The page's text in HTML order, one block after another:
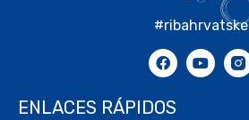
#ribahrvatske
ENLACES RÁPIDOS